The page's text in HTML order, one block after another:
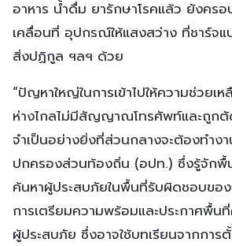
อาหาร น้ำดื่ม ยารักษาโรคแล้ว ยังคร
เคลื่อนที่ อุปกรณ์ให้แสงสว่าง ที่ชาร์จแ
สิ่งปฏิกูล ฯลฯ ด้วย
“ปัญหาใหญ่ในการเข้าไปให้ความช่วย
ห่างไกลไม่มีสัญญาณโทรศัพท์และถูก
จำเป็นอย่างยิ่งที่ส่วนกลางจะต้องทำง
ปกครองส่วนท้องถิ่น (อปท.) ซึ่งรู้จัก
ค้นหาผู้ประสบภัยในพื้นที่รับผิดชอบขอ
การเตรียมความพร้อมและประกาศพื้
ผู้ประสบภัย ซึ่งอาจใช้บทเรียนจากกา